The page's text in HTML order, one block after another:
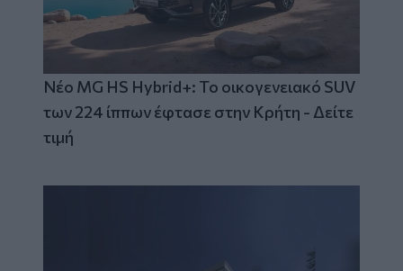
Νέο MG HS Hybrid+: Το οικογενειακό SUV
των 224 ίππων έφτασε στην Κρήτη - Δείτε
τιμή